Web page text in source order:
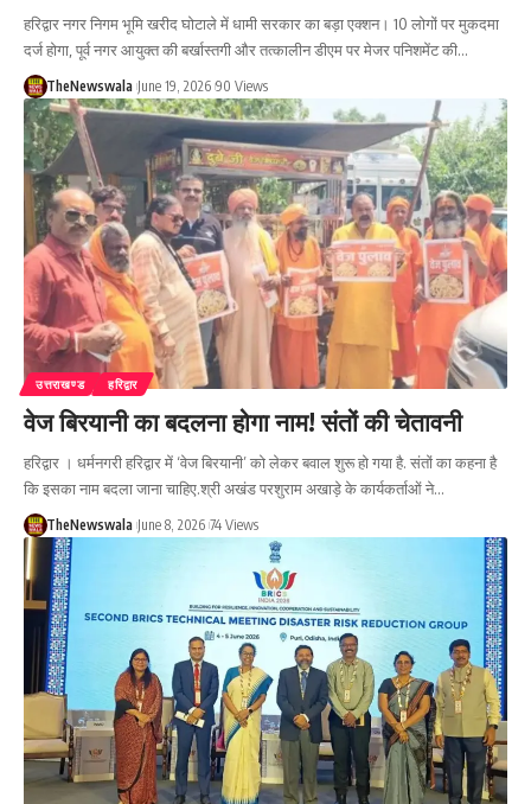
हरिद्वार नगर निगम भूमि खरीद घोटाले में धामी सरकार का बड़ा एक्शन। 10 लोगों पर मुकदमा
दर्ज होगा, पूर्व नगर आयुक्त की बर्खास्तगी और तत्कालीन डीएम पर मेजर पनिशमेंट की…
TheNewswala June 19, 2026 90 Views
उत्तराखण्ड हरिद्वार
वेज बिरयानी का बदलना होगा नाम! संतों की चेतावनी
हरिद्वार । धर्मनगरी हरिद्वार में ‘वेज बिरयानी’ को लेकर बवाल शुरू हो गया है. संतों का कहना है
कि इसका नाम बदला जाना चाहिए.श्री अखंड परशुराम अखाड़े के कार्यकर्ताओं ने…
TheNewswala June 8, 2026 74 Views